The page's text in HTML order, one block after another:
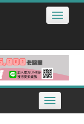
Toggle
Toggle
navigation